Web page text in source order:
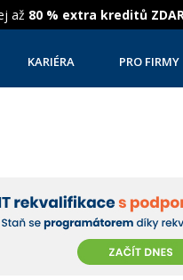
až 80 % extra kreditů
KARIÉRA PRO FIRMY